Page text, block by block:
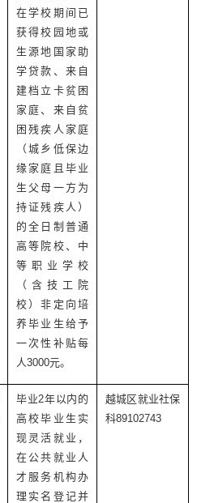
在学校期间已
获得校园地或
生源地国家助
学贷款、来自
建档立卡贫困
家庭、来自贫
困残疾人家庭
（城乡低保边
缘家庭且毕业
生父母一方为
持证残疾人）
的全日制普通
高等院校、中
等职业学校
（含技工院
校）非定向培
养毕业生给予
一次性补贴每
人3000元。
毕业2年以内的
高校毕业生实
现灵活就业，
在公共就业人
才服务机构办
理实名登记并
越城区就业社保
科89102743